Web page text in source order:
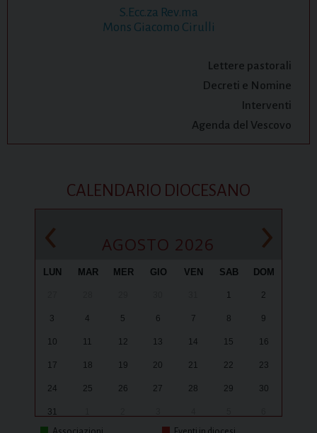
S.Ecc.za Rev.ma
Mons Giacomo Cirulli
Lettere pastorali
Decreti e Nomine
Interventi
Agenda del Vescovo
CALENDARIO DIOCESANO
‹ AGOSTO 2026 ›
LUN MAR MER GIO VEN SAB DOM
1 2
3 4 5 6 7 8 9
10 11 12 13 14 15 16
17 18 19 20 21 22 23
24 25 26 27 28 29 30
31